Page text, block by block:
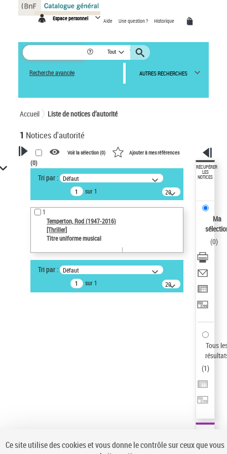
Espace personnel Aide Une question ? Historique
Tout
Recherche avancée AUTRES RECHERCHES
Accueil Liste de notices d’autorité
1 Notices d'autorité
VOTRE RECHERCHE
Recherche avancée dans les
notices d’autorité
Œuvres liées à l'auteur :
Temperton, Rod (1947-2016)
Type de notice d'autorité
Type de notice d'autorité
Voir la sélection (0) Ajouter à mes références
(0)
Tri par : Défaut
sur 1
20
résultats/page
1
Temperton, Rod (1947-2016)
[Thriller]
Titre uniforme musical
Tri par : Défaut
sur 1
20
résultats/page
RÉCUPÉRER
LES
NOTICES
Ma
(0)
Tous
(1)
Panneau de gestion des cookies
Ce site utilise des cookies et vous donne le contrôle sur ceux que vous